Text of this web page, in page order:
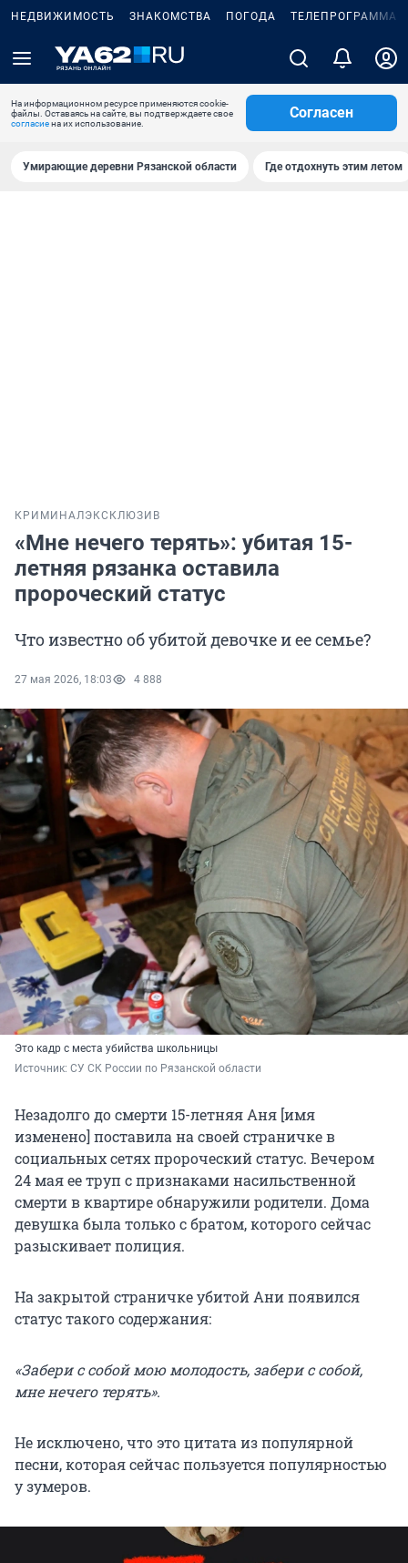
НЕДВИЖИМОСТЬ ЗНАКОМСТВА ПОГОДА ТЕЛЕПРОГРАММА
На информационном ресурсе применяются cookie-
файлы. Оставаясь на сайте, вы подтверждаете свое
согласиена их использование.
Согласен
Умирающие деревни Рязанской области Где отдохнуть этим летом
КРИМИНАЛ ЭКСКЛЮЗИВ
«Мне нечего терять»: убитая 15-
летняя рязанка оставила
пророческий статус
Что известно об убитой девочке и ее семье?
27 мая 2026, 18:03 4 888
Это кадр с места убийства школьницы
Источник: СУ СК России по Рязанской области
Незадолго до смерти 15-летняя Аня [имя
изменено] поставила на своей страничке в
социальных сетях пророческий статус. Вечером
24 мая ее труп с признаками насильственной
смерти в квартире обнаружили родители. Дома
девушка была только с братом, которого сейчас
разыскивает полиция.
На закрытой страничке убитой Ани появился
статус такого содержания:
«Забери с собой мою молодость, забери с собой,
мне нечего терять».
Не исключено, что это цитата из популярной
песни, которая сейчас пользуется популярностью
у зумеров.